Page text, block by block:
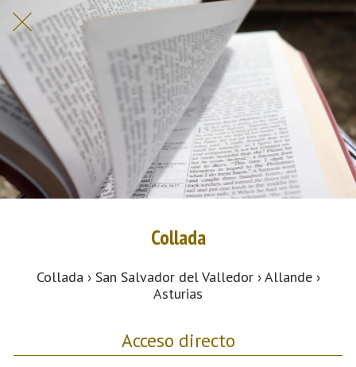
Collada
Collada › San Salvador del Valledor › Allande ›
Asturias
Acceso directo